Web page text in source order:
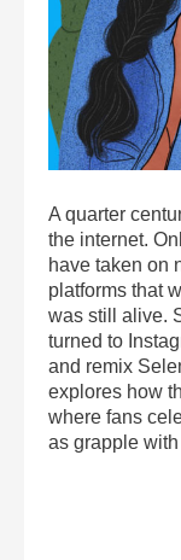
A quarter
the internet.
have taken on
platforms that
was still alive.
turned to
and remix
explores how
where fans
as grapple